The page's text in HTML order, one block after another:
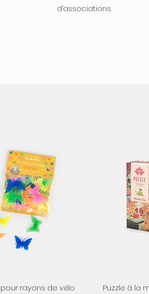
d’associations.
rapide
rayons de vélo
Puzzle à la